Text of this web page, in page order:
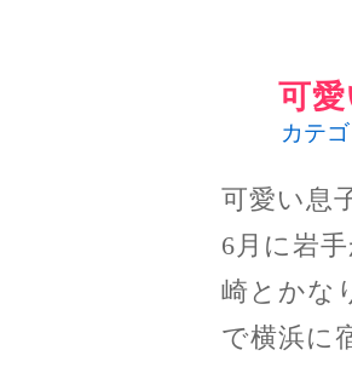
可
カテ
可愛い息
6月に岩
崎とかな
で横浜に